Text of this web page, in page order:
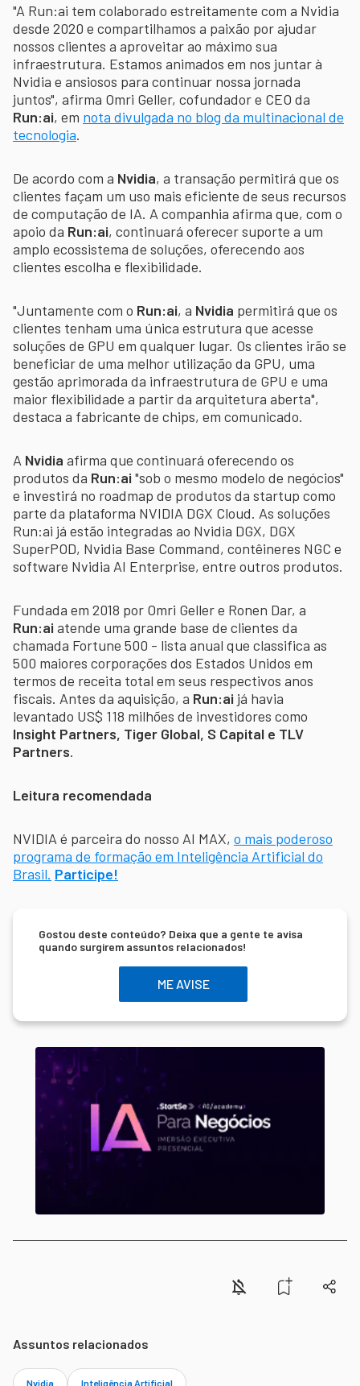
"A Run:ai tem colaborado estreitamente com a Nvidia
desde 2020 e compartilhamos a paixão por ajudar
nossos clientes a aproveitar ao máximo sua
infraestrutura. Estamos animados em nos juntar à
Nvidia e ansiosos para continuar nossa jornada
juntos", afirma Omri Geller, cofundador e CEO da
Run:ai, em nota divulgada no blog da multinacional de
tecnologia.
De acordo com a Nvidia, a transação permitirá que os
clientes façam um uso mais eficiente de seus recursos
de computação de IA. A companhia afirma que, com o
apoio da Run:ai, continuará oferecer suporte a um
amplo ecossistema de soluções, oferecendo aos
clientes escolha e flexibilidade.
"Juntamente com o Run:ai, a Nvidia permitirá que os
clientes tenham uma única estrutura que acesse
soluções de GPU em qualquer lugar. Os clientes irão se
beneficiar de uma melhor utilização da GPU, uma
gestão aprimorada da infraestrutura de GPU e uma
maior flexibilidade a partir da arquitetura aberta",
destaca a fabricante de chips, em comunicado.
A Nvidia afirma que continuará oferecendo os
produtos da Run:ai "sob o mesmo modelo de negócios"
e investirá no roadmap de produtos da startup como
parte da plataforma NVIDIA DGX Cloud. As soluções
Run:ai já estão integradas ao Nvidia DGX, DGX
SuperPOD, Nvidia Base Command, contêineres NGC e
software Nvidia AI Enterprise, entre outros produtos.
Fundada em 2018 por Omri Geller e Ronen Dar, a
Run:ai atende uma grande base de clientes da
chamada Fortune 500 - lista anual que classifica as
500 maiores corporações dos Estados Unidos em
termos de receita total em seus respectivos anos
fiscais. Antes da aquisição, a Run:ai já havia
levantado US$ 118 milhões de investidores como
Insight Partners, Tiger Global, S Capital e TLV
Partners.
Leitura recomendada
NVIDIA é parceira do nosso AI MAX, o mais poderoso
programa de formação em Inteligência Artificial do
Brasil. Participe!
Gostou deste conteúdo? Deixa que a gente te avisa
quando surgirem assuntos relacionados!
ME AVISE
Assuntos relacionados
Nvidia Inteligência Artificial